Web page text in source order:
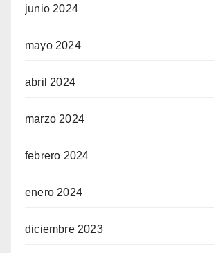
junio 2024
mayo 2024
abril 2024
marzo 2024
febrero 2024
enero 2024
diciembre 2023